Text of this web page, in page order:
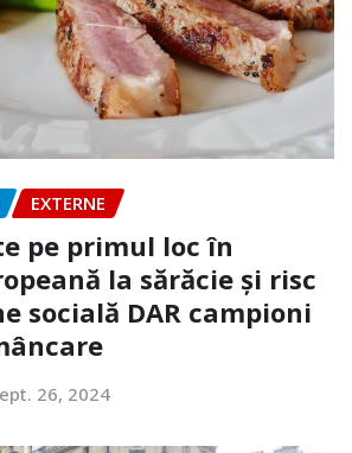
EXTERNE
pe primul loc în
la sărăcie și risc
socială DAR campioni
26, 2024